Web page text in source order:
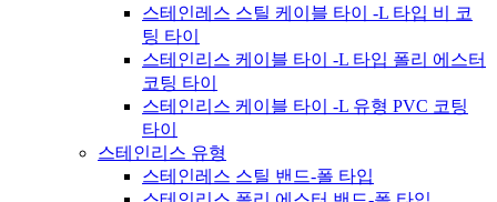
스테인레스 스틸 케이블 타이 -L 타입 비 코
팅 타이
스테인리스 케이블 타이 -L 타입 폴리 에스터
코팅 타이
스테인리스 케이블 타이 -L 유형 PVC 코팅
타이
스테인리스 유형
스테인레스 스틸 밴드-폴 타입